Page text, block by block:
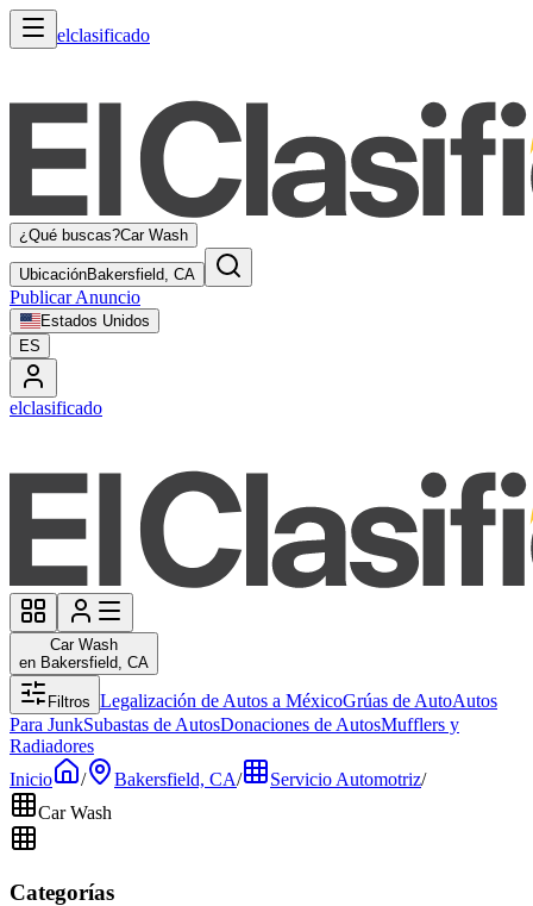
elclasificado
¿Qué buscas?Car Wash
UbicaciónBakersfield, CA
Publicar Anuncio
Estados Unidos
ES
elclasificado
Car Wash
en Bakersfield, CA
Filtros Legalización de Autos a MéxicoGrúas de AutoAutos
Para JunkSubastas de AutosDonaciones de AutosMufflers y
Radiadores
Inicio
/ Bakersfield, CA/ Servicio Automotriz/
Car Wash
Categorías